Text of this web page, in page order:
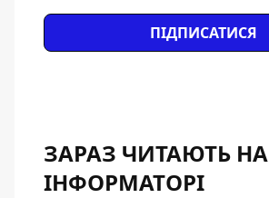
ПІДПИСАТИСЯ
ЗАРАЗ ЧИТАЮТЬ НА
ІНФОРМАТОРІ